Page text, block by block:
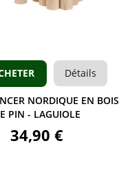
Détails
NORDIQUE EN BOIS
PIN - LAGUIOLE
34,90 €